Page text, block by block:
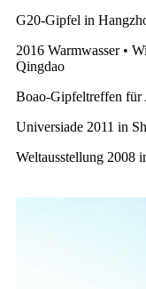
G20-Gipfel in
2016 Warmwasser •
Qingdao
Boao-Gipfeltreffen für
Universiade 2011 in
Weltausstellung 2008